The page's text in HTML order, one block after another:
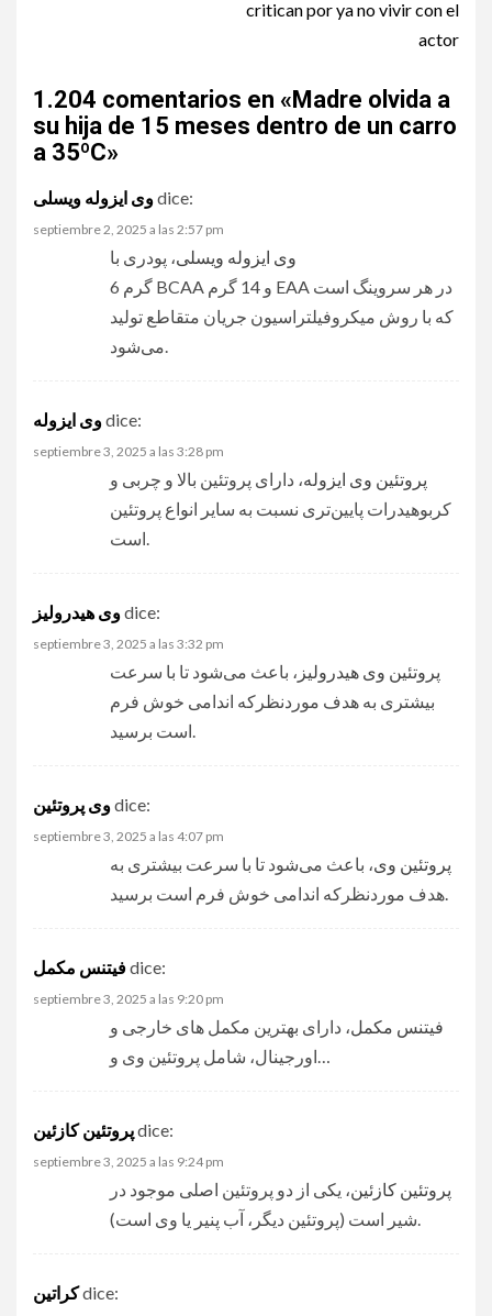
critican por ya no vivir con el
actor
1.204 comentarios en «Madre olvida a
su hija de 15 meses dentro de un carro
a 35ºC»
وی ایزوله ویسلیdice:
septiembre 2, 2025 a las 2:57 pm
وی ایزوله ویسلی، پودری با
6 گرم BCAA و 14 گرم EAA در هر سروینگ است
که با روش میکروفیلتراسیون جریان متقاطع تولید
می‌شود.
وی ایزولهdice:
septiembre 3, 2025 a las 3:28 pm
پروتئین وی ایزوله، دارای پروتئین بالا و چربی و
کربوهیدرات پایین‌تری نسبت به سایر انواع پروتئین
است.
وی هیدرولیزdice:
septiembre 3, 2025 a las 3:32 pm
پروتئین وی هیدرولیز ، باعث می‌شود تا با سرعت
بیشتری به هدف مورد‌نظرکه اندامی خوش فرم
است برسید.
وی پروتئینdice:
septiembre 3, 2025 a las 4:07 pm
پروتئین وی، باعث می‌شود تا با سرعت بیشتری به
هدف مورد‌نظرکه اندامی خوش فرم است برسید.
فیتنس مکملdice:
septiembre 3, 2025 a las 9:20 pm
فیتنس مکمل، دارای بهترین مکمل های خارجی و
اورجینال، شامل پروتئین وی و…
پروتئین کازئینdice:
septiembre 3, 2025 a las 9:24 pm
پروتئین کازئین، یکی از دو پروتئین اصلی موجود در
شیر است (پروتئین دیگر، آب پنیر یا وی است).
کراتینdice: